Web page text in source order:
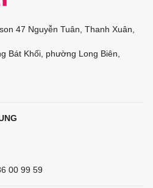
47 Nguyễn Tuân, Thanh Xuân,
Bát Khối, phường Long Biên,
00 99 59